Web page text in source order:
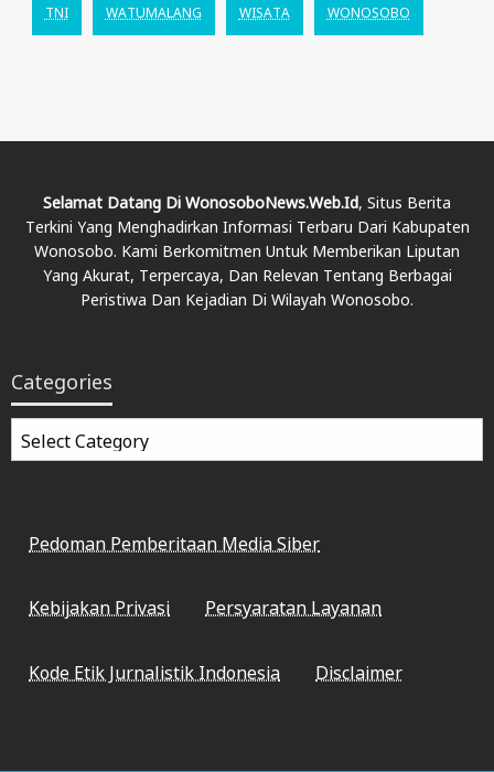
TNI WATUMALANG WISATA WONOSOBO
Selamat Datang Di WonosoboNews.web.id, Situs Berita
Terkini Yang Menghadirkan Informasi Terbaru Dari Kabupaten
Wonosobo. Kami Berkomitmen Untuk Memberikan Liputan
Yang Akurat, Terpercaya, Dan Relevan Tentang Berbagai
Peristiwa Dan Kejadian Di Wilayah Wonosobo.
Categories
Categories
Pedoman Pemberitaan Media Siber
Kebijakan Privasi Persyaratan Layanan
Kode Etik Jurnalistik Indonesia Disclaimer